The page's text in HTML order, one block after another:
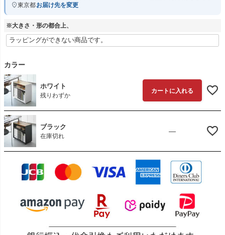
東京都お届け先を変更
※大きさ・形の都合上、
カラー
ホワイト
残りわずか
カートに入れる
ブラック
在庫切れ
—